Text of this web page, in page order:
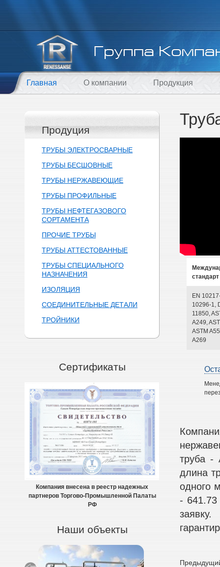
Главная О компании Продукция
Продуция
ТРУБЫ ЭЛЕКТРОСВАРНЫЕ
ТРУБЫ БЕСШОВНЫЕ
ТРУБЫ НЕРЖАВЕЮЩИЕ
ТРУБЫ ПРОФИЛЬНЫЕ
ТРУБЫ НЕФТЕГАЗОВОГО
СОРТАМЕНТА
ПРОЧИЕ ТРУБЫ
ТРУБЫ АТТЕСТОВАННЫЕ
ТРУБЫ СПЕЦИАЛЬНОГО
НАЗНАЧЕНИЯ
ИЗОЛЯЦИЯ
СОЕДИНИТЕЛЬНЫЕ ДЕТАЛИ
ТРОЙНИКИ
Сертификаты
Компания внесена в реестр надежных
партнеров Торгово-Промышленной Палаты
РФ
Наши объекты
стандарт
EN
10296-1,
11850,
A249,
ASTM
A269
труба -
длина
одного
-